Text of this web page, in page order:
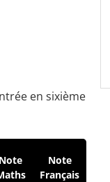
en sixième
Note
Note
Français